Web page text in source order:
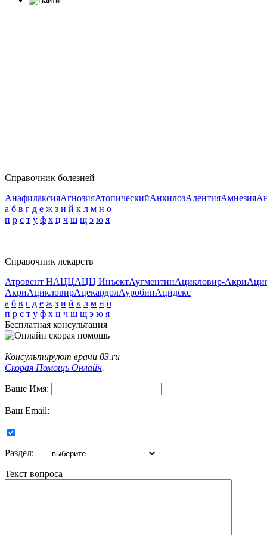
Справочник болезней
АнафилаксияАгнозияАтопическийАнкилозАдентияАмнезия
а б в г д е ж з и й к л м н о
п р с т у ф х ц ч ш щ э ю я
Справочник лекарств
Атровент НАЦЦАЦЦ ИнъектАугментинАцикловир-Акри
АкриАцикловирАцекардолАуробинАцидекс
а б в г д е ж з и й к л м н о
п р с т у ф х ц ч ш щ э ю я
Бесплатная консультация
Консультируют врачи 03.ru
Скорая Помощь Онлайн.
Ваше Имя:
Ваш Email:
Раздел:
Текст вопроса